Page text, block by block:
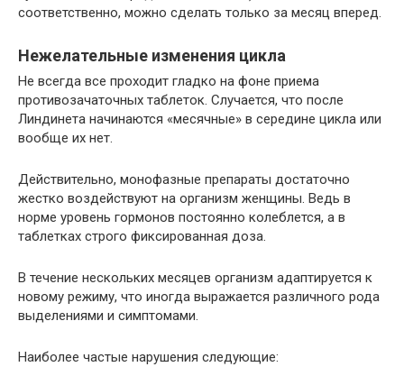
соответственно, можно сделать только за месяц вперед.
Нежелательные изменения цикла
Не всегда все проходит гладко на фоне приема
противозачаточных таблеток. Случается, что после
Линдинета начинаются «месячные» в середине цикла или
вообще их нет.
Действительно, монофазные препараты достаточно
жестко воздействуют на организм женщины. Ведь в
норме уровень гормонов постоянно колеблется, а в
таблетках строго фиксированная доза.
В течение нескольких месяцев организм адаптируется к
новому режиму, что иногда выражается различного рода
выделениями и симптомами.
Наиболее частые нарушения следующие: